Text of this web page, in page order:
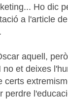
Ho dic
a l'article
aquell,
no et deixes
certs
perdre